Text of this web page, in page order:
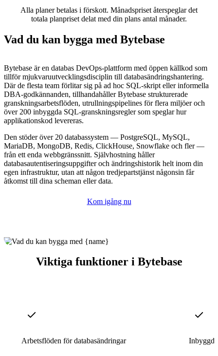
Alla planer betalas i förskott. Månadspriset återspeglar det
totala planpriset delat med din plans antal månader.
Vad du kan bygga med Bytebase
Bytebase är en databas DevOps-plattform med öppen källkod som
tillför mjukvaruutvecklingsdisciplin till databasändringshantering.
Där de flesta team förlitar sig på ad hoc SQL-skript eller informella
DBA-godkännanden, tillhandahåller Bytebase strukturerade
granskningsarbetsflöden, utrullningspipelines för flera miljöer och
över 200 inbyggda SQL-granskningsregler som speglar hur
applikationskod levereras.
Den stöder över 20 databassystem — PostgreSQL, MySQL,
MariaDB, MongoDB, Redis, ClickHouse, Snowflake och fler —
från ett enda webbgränssnitt. Självhostning håller
databasautentiseringsuppgifter och ändringshistorik helt inom din
egen infrastruktur, utan att någon tredjepartstjänst någonsin får
åtkomst till dina scheman eller data.
Kom igång nu
Viktiga funktioner i Bytebase
Arbetsflöden för databasändringar Inbyggd